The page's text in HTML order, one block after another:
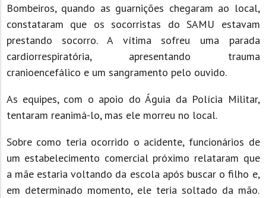
Bombeiros, quando as guarnições chegaram ao local,
constataram que os socorristas do SAMU estavam
prestando socorro. A vítima sofreu uma parada
cardiorrespiratória, apresentando trauma
cranioencefálico e um sangramento pelo ouvido.
As equipes, com o apoio do Águia da Polícia Militar,
tentaram reanimá-lo, mas ele morreu no local.
Sobre como teria ocorrido o acidente, funcionários de
um estabelecimento comercial próximo relataram que
a mãe estaria voltando da escola após buscar o filho e,
em determinado momento, ele teria soltado da mão.